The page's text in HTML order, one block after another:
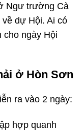
Ngư trường Cà
dự Hội. Ai có
cho ngày Hội
ở Hòn Sơn
ra vào 2 ngày:
hợp quanh